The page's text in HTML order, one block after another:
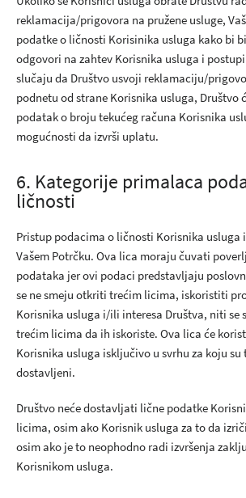
reklamacija/prigovora na pružene usluge,
podatke o ličnosti Korisinika usluga kako bi
odgovori na zahtev Korisnika usluga i
slučaju da Društvo usvoji reklamaciju/
podnetu od strane Korisnika usluga, Društvo
podatak o broju tekućeg računa Korisnika
mogućnosti da izvrši uplatu.
6. Kategorije primalaca
ličnosti
Pristup podacima o ličnosti Korisnika usluga
Vašem Potrčku. Ova lica moraju čuvati
podataka jer ovi podaci predstavljaju
se ne smeju otkriti trećim licima, iskoristiti
Korisnika usluga i/ili interesa Društva, niti se
trećim licima da ih iskoriste. Ova lica će
Korisnika usluga isključivo u svrhu za koju su
dostavljeni.
Društvo neće dostavljati lične podatke
licima, osim ako Korisnik usluga za to da
osim ako je to neophodno radi izvršenja
Korisnikom usluga.